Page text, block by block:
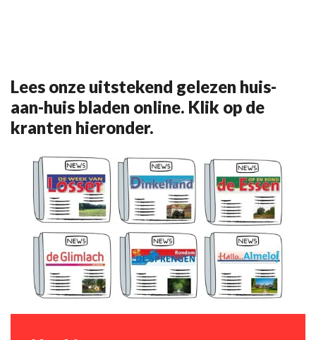
Lees onze uitstekend gelezen huis-
aan-huis bladen online. Klik op de
kranten hieronder.